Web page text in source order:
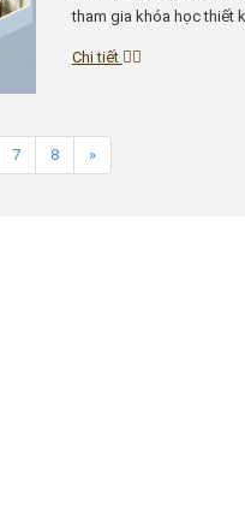
tham gia khóa học thiết
Chi tiết
7 8 »